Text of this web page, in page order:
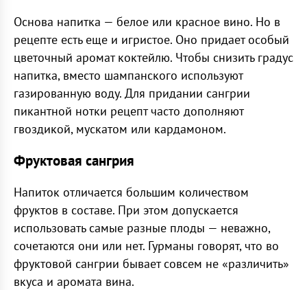
Основа напитка — белое или красное вино. Но в
рецепте есть еще и игристое. Оно придает особый
цветочный аромат коктейлю. Чтобы снизить градус
напитка, вместо шампанского используют
газированную воду. Для придании сангрии
пикантной нотки рецепт часто дополняют
гвоздикой, мускатом или кардамоном.
Фруктовая сангрия
Напиток отличается большим количеством
фруктов в составе. При этом допускается
использовать самые разные плоды — неважно,
сочетаются они или нет. Гурманы говорят, что во
фруктовой сангрии бывает совсем не «различить»
вкуса и аромата вина.